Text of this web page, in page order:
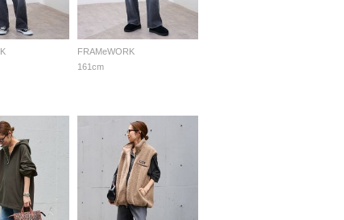
FRAMeWORK
161cm